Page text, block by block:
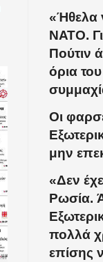
«Ήθελα
ΝΑΤΟ.
Πούτιν
όρια
Οι
μην
«Δεν
Ρωσία.
πολλά
επίσης